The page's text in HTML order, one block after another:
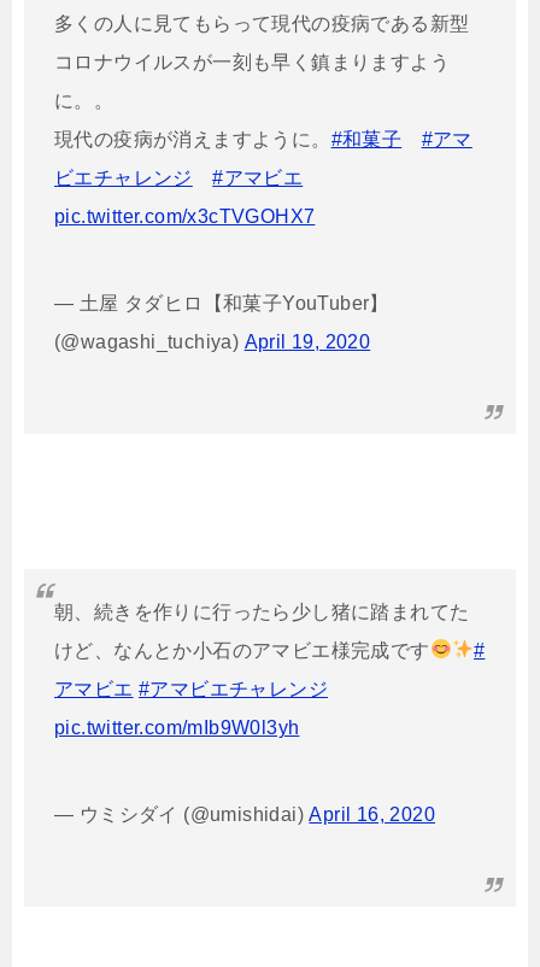
多くの人に見てもらって現代の疫病である新型
コロナウイルスが一刻も早く鎮まりますよう
に。。
現代の疫病が消えますように。 #和菓子
#アマ
ビエチャレンジ
#アマビエ
pic.twitter.com/x3cTVGOHX7
— 土屋 タダヒロ【和菓子YouTuber】
(@wagashi_tuchiya) April 19, 2020
朝、続きを作りに行ったら少し猪に踏まれてた
けど、なんとか小石のアマビエ様完成です
#
アマビエ #アマビエチャレンジ
pic.twitter.com/mIb9W0l3yh
— ウミシダイ (@umishidai)April 16, 2020